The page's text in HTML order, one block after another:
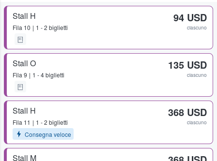
Stall H
Fila 10 1 - 2 biglietti
94 USD
ciascuno
Stall O
Fila 9 1 - 4 biglietti
135 USD
ciascuno
Stall H
Fila 11
1 - 2 biglietti
Consegna veloce
368 USD
ciascuno
Stall M